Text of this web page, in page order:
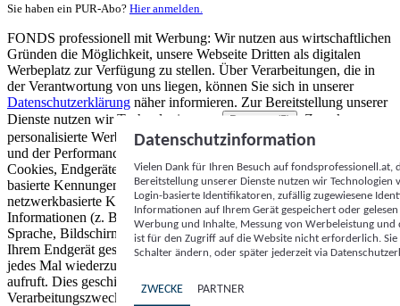
Sie haben ein PUR-Abo? Hier anmelden.
FONDS professionell mit Werbung: Wir nutzen aus wirtschaftlichen
Gründen die Möglichkeit, unsere Webseite Dritten als digitalen
Werbeplatz zur Verfügung zu stellen. Über Verarbeitungen, die in
der Verantwortung von uns liegen, können Sie sich in unserer
Datenschutzerklärung näher informieren. Zur Bereitstellung unserer
Dienste nutzen wir Technologien von
Partnern (5)
. Zwecke:
personalisierte Werbung und Inhalte, Messung von Werbeleistung
und der Performance von Inhalten sowie Zielgruppenforschung.
Cookies, Endgeräte- oder ähnliche Online-Kennungen (z. B. login-
basierte Kennungen, zufällig generierte Kennungen,
netzwerkbasierte Kennungen) können zusammen mit anderen
Informationen (z. B. Browsertyp und Browserinformationen,
Sprache, Bildschirmgröße, unterstützte Technologien usw.) auf
Ihrem Endgerät gespeichert oder von dort ausgelesen werden, um es
jedes Mal wiederzuerkennen, wenn es eine App oder einer Webseite
aufruft. Dies geschieht für einen oder mehrere der hier aufgeführten
Verarbeitungszwecke.
Datenschutzinformation
Vielen Dank für Ihren Besuch auf
Bereitstellung unserer Dienste nutzen wir Technologien
Login-basierte Identifikatoren, zufällig zugewiesene
Informationen auf Ihrem Gerät gespeichert oder
Werbung und Inhalte, Messung von Werbeleistung
ist für den Zugriff auf die Website nicht erforderlich.
Schalter ändern, oder später jederzeit via
ZWECKE PARTNER